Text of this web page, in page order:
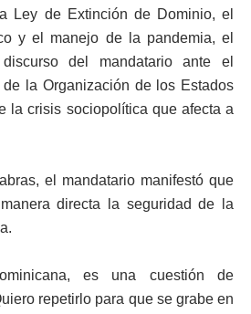
Ley de Extinción de Dominio, el
y el manejo de la pandemia, el
del mandatario ante el
la Organización de los Estados
la crisis sociopolítica que afecta a
el mandatario manifestó que
directa la seguridad de la
es una cuestión de
repetirlo para que se grabe en